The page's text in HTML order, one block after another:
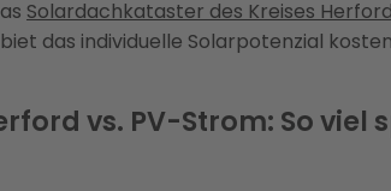
Solardachkataster des Kreises Herford
das individuelle Solarpotenzial
vs. PV-Strom: So viel